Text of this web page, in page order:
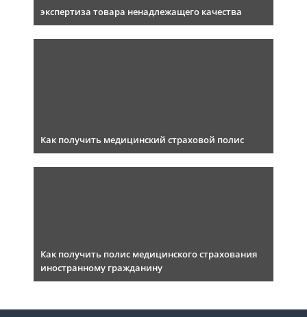
экспертиза товара ненадлежащего качества
Как получить медицинский страховой полис
Как получить полис медицинского страхования
иностранному гражданину